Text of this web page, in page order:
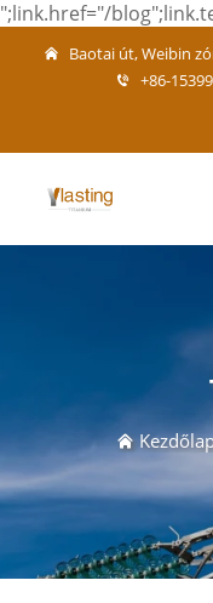
";link.href="/
Baotai út, Weibin
+86-